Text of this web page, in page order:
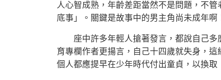
人心智成熟，年齡差距當然不是問題，不
底事」。關鍵是故事中的男主角尚未成年
座中許多年輕人搶著發言，都說自己多
育專欄作者更揚言，自己十四歲就失身，
個人都應提早在少年時代付出童貞，以換